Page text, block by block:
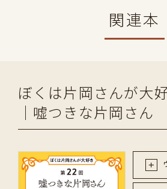
関連本
ぼくは片岡さんが大
｜嘘つきな片岡さん